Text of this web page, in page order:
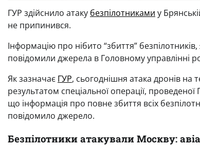
ГУР здійснило атаку безпілотниками у
не припинився.
Інформацію про нібито “збиття”
повідомили джерела в Головному управлінні
Як зазначає ГУР, сьогоднішня атака дронів на
результатом спеціальної операції,
що інформація про повне збиття всіх
повідомило джерело.
Безпілотники атакували Москву: